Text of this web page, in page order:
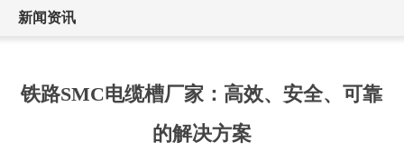
新闻资讯
铁路SMC电缆槽厂家：高效、安全、可靠
的解决方案